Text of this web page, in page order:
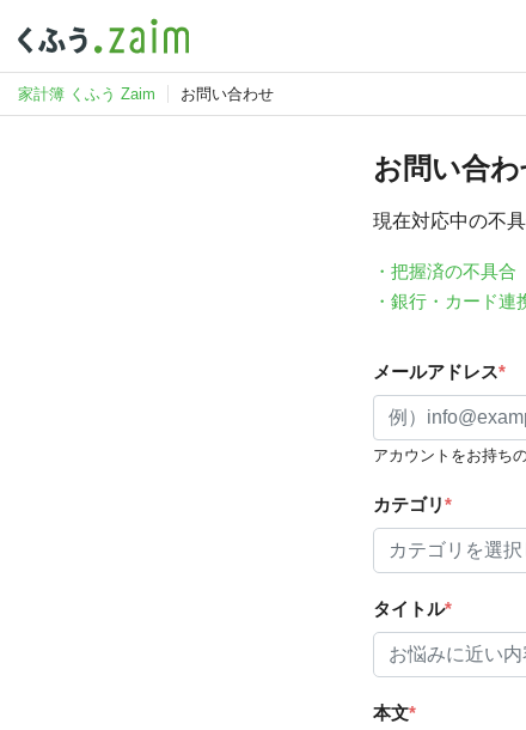
家計簿 くふう Zaim お問い合わせ
お問い合わ
現在対応中の不
・把握済の不具合
・銀行・カード連
メールアドレス*
アカウントをお持ち
カテゴリ*
タイトル*
本文*